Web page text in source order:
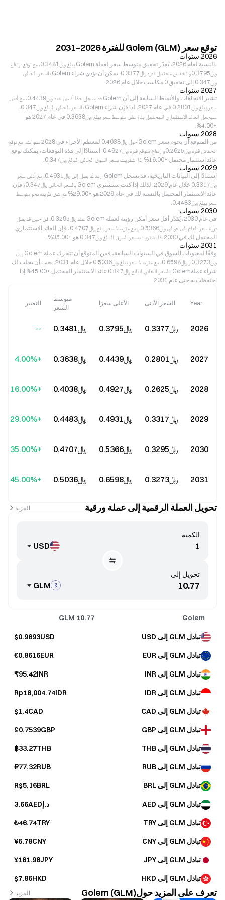
توقع سعر Golem (GLM) للفترة 2026–2031
2026 سنوات
بالنسبة لعام 2026، يُقدّر تحقيق متوسط سعر لعملة Golem يبلغ ﷼‎0.3481، مع توقع ارتفاع
﷼‎0.3795 وانخفاض محتمل قدره ﷼‎0.3377. يمكن أن يؤدي شراء Golem بالسعر الحالي
﷼‎0.347 إلى تحقيق 0 مكاسب خلال عام 2026.
2027 سنوات
تشير الاتجاهات والأنماط السابقة إلى أن Golem قد يسجل حدًا أقصى عند ﷼‎0.4439، مع أدنى
سعر يبلغ ﷼‎0.2801 في عام 2027. لذا فإن شراء Golem بالسعر الحالي البالغ ﷼‎0.347،
سيجعل العائد الاستثماري المحتمل بناءً على متوسط سعر يبلغ ﷼‎0.3638 في عام 2027 هو
+4.00%.
2028 سنوات
من المتوقع أن يحوم سعر Golem حول ﷼‎0.4038 لمعظم الأجزاء في 2028 سنوات، مع توقع
انخفاض قدره ﷼‎0.2625 وارتفاع متوقع قدره ﷼‎0.4927. استنادًا إلى هذه التوقعات، يمكنك توقع
عائد استثمار محتمل +16.00% إذا اشتريت بسعر السوق الحالي البالغ ﷼‎0.347.
2029 سنوات
استنادًا إلى البيانات التاريخية، قد تسجل Golem ارتفاعًا يصل إلى ﷼‎0.4931، مع أدنى سعر
﷼‎0.3317 خلال عام 2029. لذلك إذا كنت ستشتري Golem بالسعر الحالي ﷼‎0.347، فإن
عائد الاستثمار المحتمل بالنسبة لك في عام 2029 هو +29.00% مع شق طريقه نحو متوسط
سعر يبلغ ﷼‎0.4483.
2030 سنوات
في عام 2030، يُقدّر أقل سعر أمكن رؤيته لعملة Golem عند ﷼‎0.3295، في حين قد يصل
ذروة سعر العام إلى حوالي ﷼‎0.5366. ومع متوسط سعر يبلغ ﷼‎0.4707، فإن العائد الاستثماري
المحتمل لك في 2030 إذا اشتريت بسعر السوق البالغ ﷼‎0.347 هو +35.00%.
2031 سنوات
وفقًا لمعنويات السوق في السنوات السابقة، فمن المتوقع أن تتحرك عملة Golem بين
﷼‎0.3273 و ﷼‎0.6598، مع متوسط سعر يبلغ ﷼‎0.5036 خلال عام 2031. يجب أن يجلب لك
شراء عملةGolem بالسعر الحالي البالغ ﷼‎0.347 عائد الاستثمار المحتمل +45.00% إذا
احتفظت به حتى عام 2031.
Year السعر الأدنى الأعلى سعرًا
متوسط
السعر
التغيير
2026 ﷼‎0.3377 ﷼‎0.3795 ﷼‎0.3481 --
2027 ﷼‎0.2801 ﷼‎0.4439 ﷼‎0.3638 +4.00%
2028 ﷼‎0.2625 ﷼‎0.4927 ﷼‎0.4038 +16.00%
2029 ﷼‎0.3317 ﷼‎0.4931 ﷼‎0.4483 +29.00%
2030 ﷼‎0.3295 ﷼‎0.5366 ﷼‎0.4707 +35.00%
2031 ﷼‎0.3273 ﷼‎0.6598 ﷼‎0.5036 +45.00%
تحويل العملة الرقمية إلى عملة ورقية المزيد
تحويل إلى
GLM
الكمية
USD
Golem
10.77
GLM
تبادل GLM إلى USD $0.9693USD
تبادل GLM إلى EUR €0.8616EUR
تبادل GLM إلى INR ₹95.42INR
تبادل GLM إلى IDR Rp18,004.74IDR
تبادل GLM إلى CAD $1.4CAD
تبادل GLM إلى GBP £0.7539GBP
تبادل GLM إلى THB ฿33.27THB
تبادل GLM إلى RUB ₽77.32RUB
تبادل GLM إلى BRL R$5.16BRL
تبادل GLM إلى AED د.إ3.66AED
تبادل GLM إلى TRY ₺46.74TRY
تبادل GLM إلى CNY ¥6.78CNY
تبادل GLM إلى JPY ¥161.98JPY
تبادل GLM إلى HKD $7.86HKD
تعرف على المزيد حولGolem (GLM) المزيد